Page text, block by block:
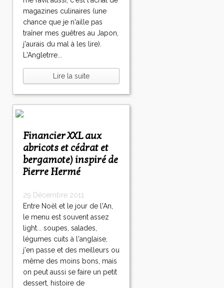
magazines culinaires (une
chance que je n'aille pas
traîner mes guêtres au Japon,
j'aurais du mal à les lire).
L'Angletrre...
Lire la suite
Financier XXL aux
abricots et cédrat et
bergamote) inspiré de
Pierre Hermé
29 Décembre 2011
Entre Noël et le jour de l'An,
le menu est souvent assez
light... soupes, salades,
légumes cuits à l'anglaise,
j'en passe et des meilleurs ou
même des moins bons, mais
on peut aussi se faire un petit
dessert, histoire de